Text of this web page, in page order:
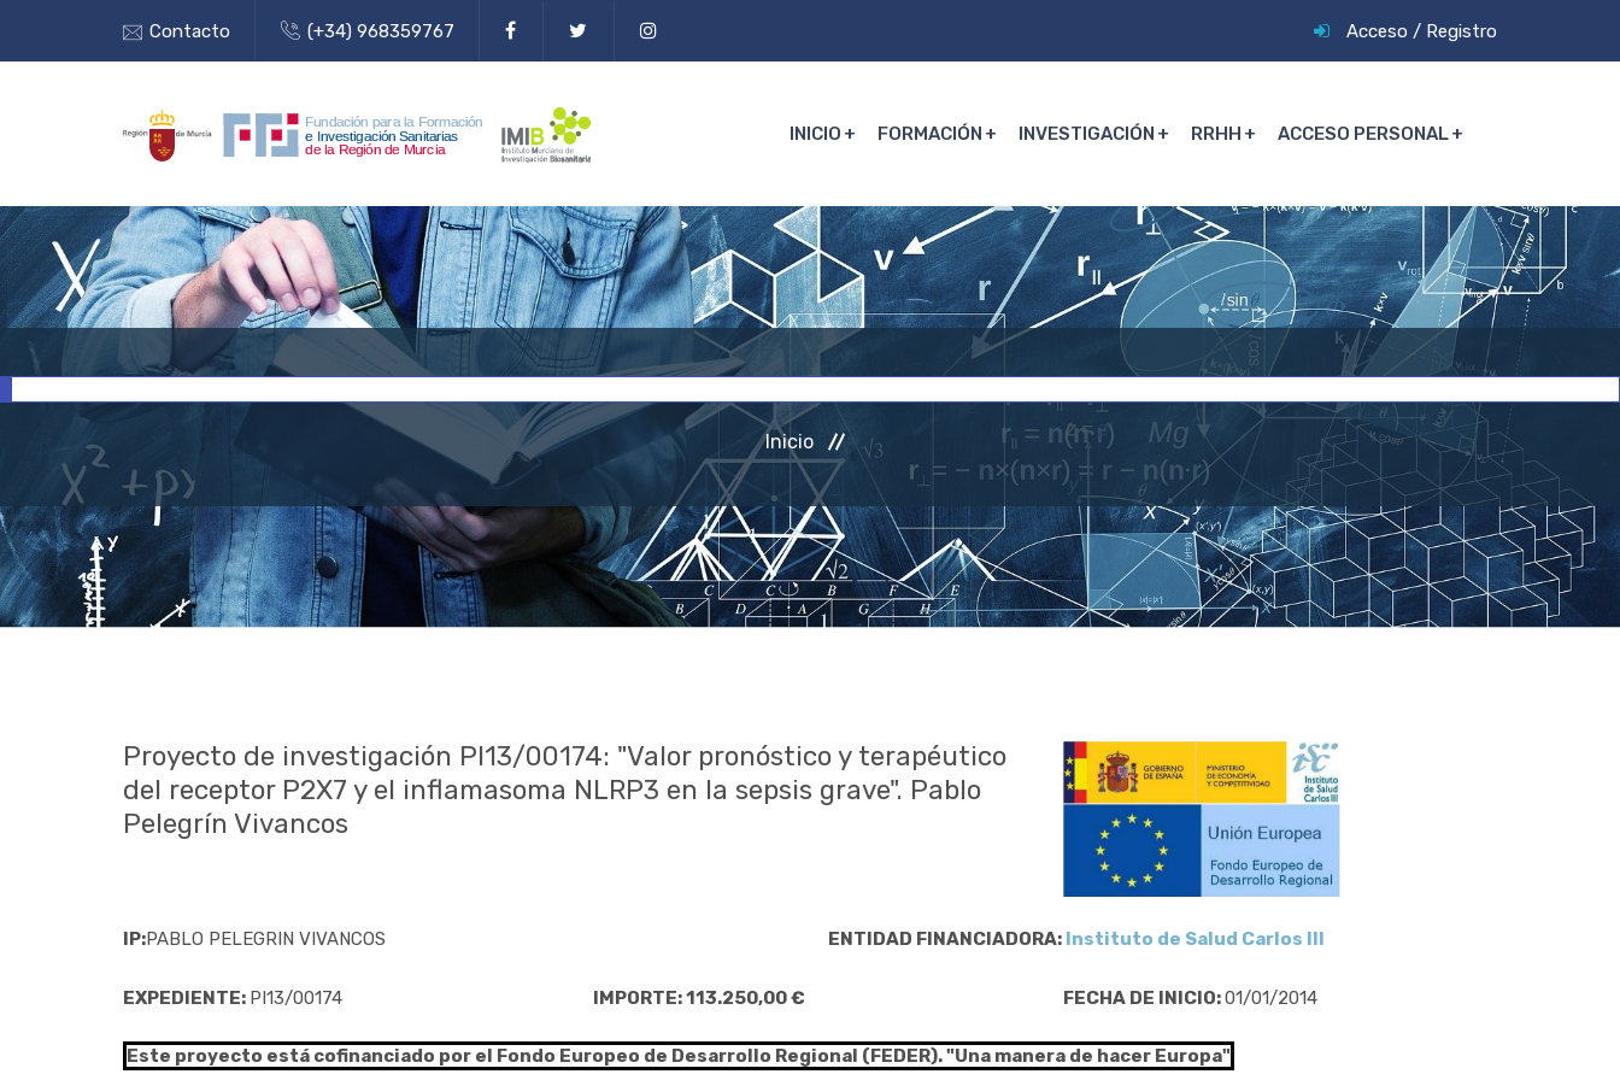
Contacto (+34) 968359767 Acceso / Registro
INICIO FORMACIÓN INVESTIGACIÓN RRHH ACCESO PERSONAL
Inicio
Proyecto de investigación PI13/00174: "Valor pronóstico y terapéutico
del receptor P2X7 y el inflamasoma NLRP3 en la sepsis grave". Pablo
Pelegrín Vivancos
IP:PABLO PELEGRIN VIVANCOS ENTIDAD FINANCIADORA: Instituto de Salud Carlos III
EXPEDIENTE: PI13/00174 IMPORTE: 113.250,00 € FECHA DE INICIO:01/01/2014
Este proyecto está cofinanciado por el Fondo Europeo de Desarrollo Regional (FEDER). "Una manera de hacer Europa"